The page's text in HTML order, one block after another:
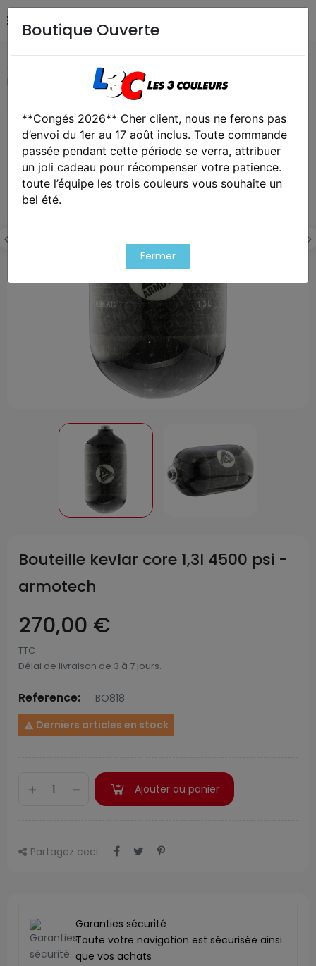
Airsoft / Paintball
Bouteille kevlar core 1,3l 4500 psi - armotech
Exclusivité web !
Bouteille kevlar core 1,3l 4500 psi -
armotech
270,00 €
TTC
Délai de livraison de 3 à 7 jours.
Reference: BO818
 Derniers articles en stock
Ajouter au panier
Partagez ceci:
Garanties sécurité
Toute votre navigation est sécurisée ainsi
que vos achats
Boutique Ouverte
**Congés 2026** Cher client, nous ne ferons pas
d’envoi du 1er au 17 août inclus. Toute commande
passée pendant cette période se verra, attribuer
un joli cadeau pour récompenser votre patience.
toute l’équipe les trois couleurs vous souhaite un
bel été.
Fermer